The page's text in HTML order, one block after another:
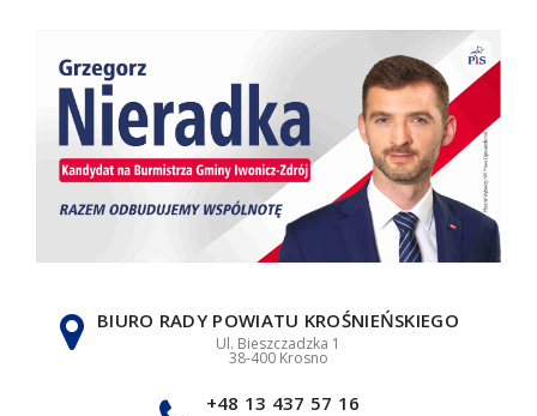
BIURO RADY POWIATU KROŚNIEŃSKIEGO
Ul. Bieszczadzka 1
38-400 Krosno
+48 13 437 57 16